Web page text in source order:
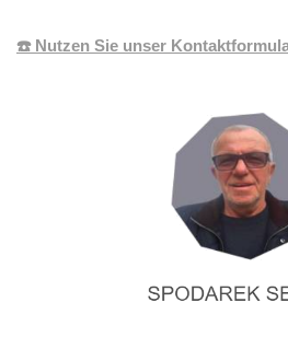
☎️ Nutzen Sie unser